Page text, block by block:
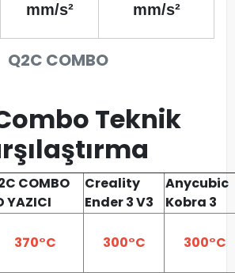
Q2C COMBO
mm/s²
mm/s²
Teknik
COMBO
YAZICI
Creality
Ender 3 V3
Anycubic
Kobra 3
370°C 300°C 300°C